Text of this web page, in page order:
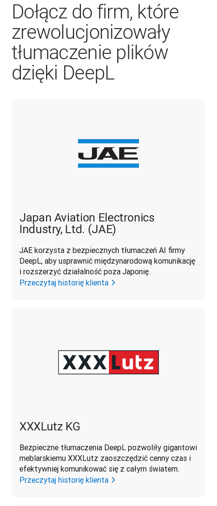
Dołącz do firm, które
zrewolucjonizowały
tłumaczenie plików
dzięki DeepL
Japan Aviation Electronics
Industry, Ltd. (JAE)
JAE korzysta z bezpiecznych tłumaczeń AI firmy
DeepL, aby usprawnić międzynarodową komunikację
i rozszerzyć działalność poza Japonię.
Przeczytaj historię klienta
XXXLutz KG
Bezpieczne tłumaczenia DeepL pozwoliły gigantowi
meblarskiemu XXXLutz zaoszczędzić cenny czas i
efektywniej komunikować się z całym światem.
Przeczytaj historię klienta